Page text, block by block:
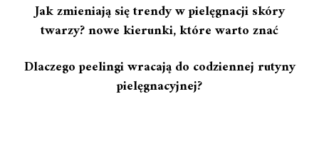
Jak zmieniają się trendy w pielęgnacji skóry
twarzy? nowe kierunki, które warto znać
Dlaczego peelingi wracają do codziennej rutyny
pielęgnacyjnej?